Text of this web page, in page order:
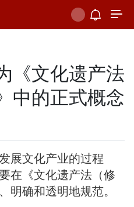
《文化遗产法
中的正式概念
展文化产业的过程
在《文化遗产法（修
明确和透明地规范。